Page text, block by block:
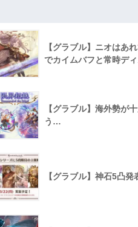
【グラブル】ニオはあ
でカイムバフと常時デ
【グラブル】海外勢が
う…
【グラブル】神石5凸発